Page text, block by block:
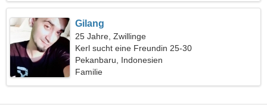
Gilang
25 Jahre, Zwillinge
Kerl sucht eine Freundin 25-30
Pekanbaru, Indonesien
Familie